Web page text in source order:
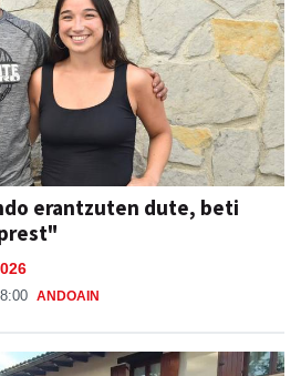
erantzuten dute, beti
ANDOAIN